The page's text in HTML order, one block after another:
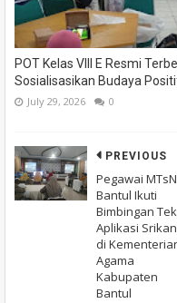
POT Kelas VIII E Resmi
Sosialisasikan Budaya
July 29, 2026 0
PREVIOUS
Pegawai
Bantul Ikuti
Bimbingan
Aplikasi
di
Agama
Kabupaten
Bantul